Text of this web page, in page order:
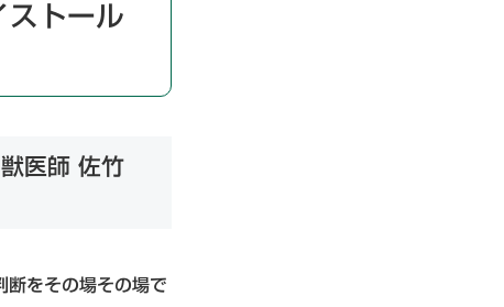
ストール
医師 佐竹
断をその場その場で